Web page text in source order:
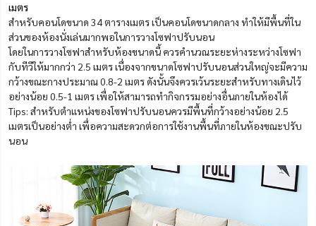
เมตร
สำหรับคอนโดขนาด 34 ตารางเมตร เป็นคอนโดขนาดกลาง ทำให้มีพื้นที่ใน
ส่วนของห้องนั่งเล่นมากพอในการวางโซฟาปรับนอน
โดยในการวางโซฟาสำหรับห้องขนาดนี้ ควรคำนวณระยะห่างระหว่างโซฟา
กับทีวีให้มากกว่า 2.5 เมตร เนื่องจากขนาดโซฟาปรับนอนส่วนใหญ่จะมีความ
กว้างขณะกางประมาณ 0.8-2 เมตร ดังนั้นจึงควรเว้นระยะสำหรับทางเดินไว้
อย่างน้อย 0.5-1 เมตร เพื่อให้สามารถทำกิจกรรมอย่างอื่นภายในห้องได้
Tips: สำหรับตำแหน่งของโซฟาปรับนอนควรมีพื้นที่กว้างอย่างน้อย 2.5
เมตรเป็นอย่างต่ำ เพื่อความสะดวกต่อการใช้งานพื้นที่ภายในห้องขณะปรับ
นอน